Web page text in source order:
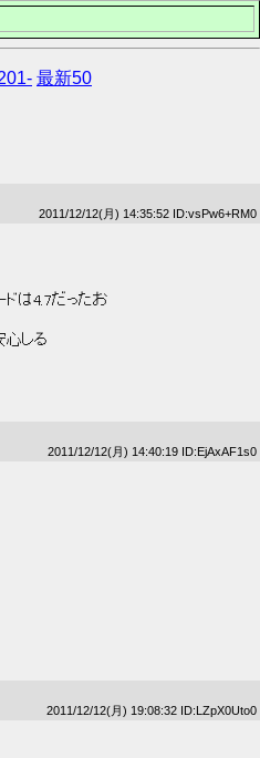
最新50
2011/12/12(月) 14:35:52 ID:vsPw6+RM0
は4.7だったお
しる
2011/12/12(月) 14:40:19 ID:EjAxAF1s0
2011/12/12(月) 19:08:32 ID:LZpX0Uto0